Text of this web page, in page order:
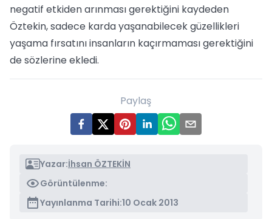
negatif etkiden arınması gerektiğini kaydeden
Öztekin, sadece karda yaşanabilecek güzellikleri
yaşama fırsatını insanların kaçırmaması gerektiğini
de sözlerine ekledi.
Paylaş
Yazar:İhsan ÖZTEKİN
Görüntülenme:
Yayınlanma Tarihi:10 Ocak 2013